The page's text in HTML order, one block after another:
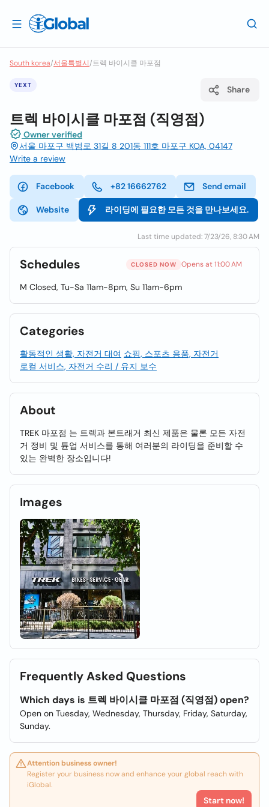
South korea/서울특별시/트렉 바이시클 마포점
YEXT Share
트렉 바이시클 마포점 (직영점)
Owner verified
서울 마포구 백범로 31길 8 201동 111호 마포구 KOA, 04147
Write a review
Facebook +82 16662762 Send email
Website 라이딩에 필요한 모든 것을 만나보세요.
Last time updated: 7/23/26, 8:30 AM
Schedules CLOSED NOW Opens at 11:00 AM
M Closed, Tu-Sa 11am-8pm, Su 11am-6pm
Categories
활동적인 생활, 자전거 대여 쇼핑, 스포츠 용품, 자전거
로컬 서비스, 자전거 수리 / 유지 보수
About
TREK 마포점 는 트렉과 본트래거 최신 제품은 물론 모든 자전
거 정비 및 튠업 서비스를 통해 여러분의 라이딩을 준비할 수
있는 완벽한 장소입니다!
Images
Frequently Asked Questions
Which days is 트렉 바이시클 마포점 (직영점) open?
Open on Tuesday, Wednesday, Thursday, Friday, Saturday,
Sunday.
Attention business owner!
Register your business now and enhance your global reach with
iGlobal.
Start now!